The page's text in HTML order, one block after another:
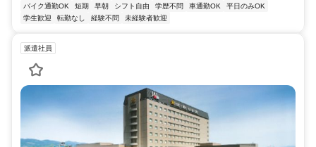
バイク通勤OK
短期 早朝 シフト自由 学歴不問 車通勤OK
平日のみOK
学生歓迎
転勤なし 経験不問 未経験者歓迎
派遣社員